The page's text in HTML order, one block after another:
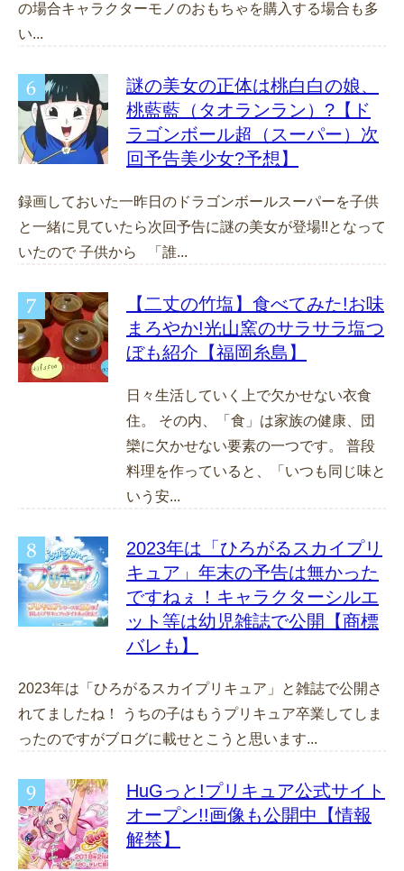
の場合キャラクターモノのおもちゃを購入する場合も多
い...
謎の美女の正体は桃白白の娘、
桃藍藍（タオランラン）?【ド
ラゴンボール超（スーパー）次
回予告美少女?予想】
録画しておいた一昨日のドラゴンボールスーパーを子供
と一緒に見ていたら次回予告に謎の美女が登場!!となって
いたので 子供から 「誰...
【二丈の竹塩】食べてみた!お味
まろやか!光山窯のサラサラ塩つ
ぼも紹介【福岡糸島】
日々生活していく上で欠かせない衣食
住。 その内、「食」は家族の健康、団
欒に欠かせない要素の一つです。 普段
料理を作っていると、「いつも同じ味と
いう安...
2023年は「ひろがるスカイプリ
キュア」年末の予告は無かった
ですねぇ！キャラクターシルエ
ット等は幼児雑誌で公開【商標
バレも】
2023年は「ひろがるスカイプリキュア」と雑誌で公開さ
れてましたね！ うちの子はもうプリキュア卒業してしま
ったのですがブログに載せとこうと思います...
HuGっと!プリキュア公式サイト
オープン!!画像も公開中【情報
解禁】